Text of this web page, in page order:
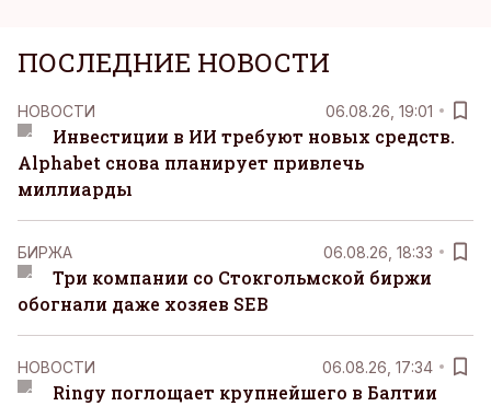
ПОСЛЕДНИЕ НОВОСТИ
НОВОСТИ 06.08.26, 19:01
Инвестиции в ИИ требуют новых средств.
Alphabet снова планирует привлечь
миллиарды
БИРЖА 06.08.26, 18:33
Три компании со Стокгольмской биржи
обогнали даже хозяев SEB
НОВОСТИ 06.08.26, 17:34
Ringy поглощает крупнейшего в Балтии